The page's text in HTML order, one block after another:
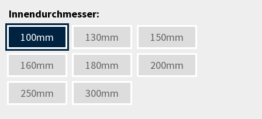
Innendurchmesser:
100mm
130mm 150mm
160mm 180mm 200mm
250mm 300mm